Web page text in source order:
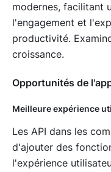
modernes, facilitant
l'engagement et
productivité.
croissance.
Opportunités de
Meilleure expérience
Les API dans les
d'ajouter des
l'expérience